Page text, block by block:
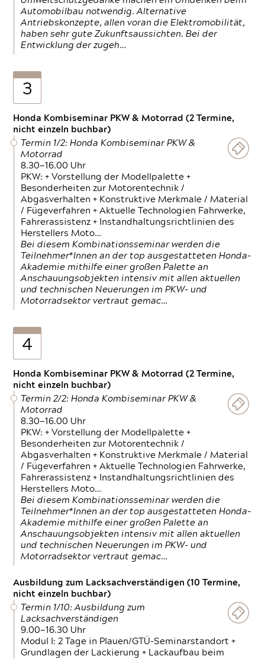
Automobilbau notwendig. Alternative
Antriebskonzepte, allen voran die Elektromobilität,
haben sehr gute Zukunftsaussichten. Bei der
Entwicklung der zugeh…
3
Honda Kombiseminar PKW & Motorrad (2 Termine,
nicht einzeln buchbar)
Termin 1/2: Honda Kombiseminar PKW &
Motorrad
8.30—16.00 Uhr
PKW: + Vorstellung der Modellpalette +
Besonderheiten zur Motorentechnik /
Abgasverhalten + Konstruktive Merkmale / Material
/ Fügeverfahren + Aktuelle Technologien Fahrwerke,
Fahrerassistenz + Instandhaltungsrichtlinien des
Herstellers Moto…
Bei diesem Kombinationsseminar werden die
Teilnehmer*Innen an der top ausgestatteten Honda-
Akademie mithilfe einer großen Palette an
Anschauungsobjekten intensiv mit allen aktuellen
und technischen Neuerungen im PKW- und
Motorradsektor vertraut gemac…
4
Honda Kombiseminar PKW & Motorrad (2 Termine,
nicht einzeln buchbar)
Termin 2/2: Honda Kombiseminar PKW &
Motorrad
8.30—16.00 Uhr
PKW: + Vorstellung der Modellpalette +
Besonderheiten zur Motorentechnik /
Abgasverhalten + Konstruktive Merkmale / Material
/ Fügeverfahren + Aktuelle Technologien Fahrwerke,
Fahrerassistenz + Instandhaltungsrichtlinien des
Herstellers Moto…
Bei diesem Kombinationsseminar werden die
Teilnehmer*Innen an der top ausgestatteten Honda-
Akademie mithilfe einer großen Palette an
Anschauungsobjekten intensiv mit allen aktuellen
und technischen Neuerungen im PKW- und
Motorradsektor vertraut gemac…
Ausbildung zum Lacksachverständigen (10 Termine,
nicht einzeln buchbar)
Termin 1/10: Ausbildung zum
Lacksachverständigen
9.00—16.30 Uhr
Modul I: 2 Tage in Plauen/GTÜ-Seminarstandort +
Grundlagen der Lackierung + Lackaufbau beim